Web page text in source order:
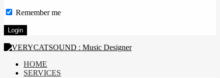
Remember me
HOME
SERVICES